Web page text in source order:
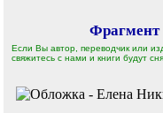
Фрагмент
Если Вы автор, переводчик или
свяжитесь с нами и книги будут